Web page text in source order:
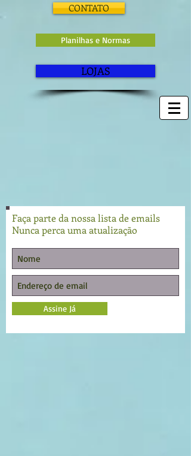
CONTATO
Planilhas e Normas
LOJAS
Faça parte da nossa lista de emails
Nunca perca uma atualização
Assine Já